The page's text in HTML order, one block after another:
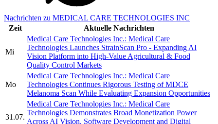
Nachrichten zu MEDICAL CARE TECHNOLOGIES INC
Zeit
Aktuelle Nachrichten
Mi
Medical Care Technologies Inc.: Medical Care
Technologies Launches StrainScan Pro - Expanding AI
Vision Platform into High-Value Agricultural & Food
Quality Control Markets
Mo
Medical Care Technologies Inc.: Medical Care
Technologies Continues Rigorous Testing of MDCE
Melanoma Scan While Evaluating Expansion Opportunities
31.07.
Medical Care Technologies Inc.: Medical Care
Technologies Demonstrates Broad Monetization Power
Across AI Vision, Software Development and Digital